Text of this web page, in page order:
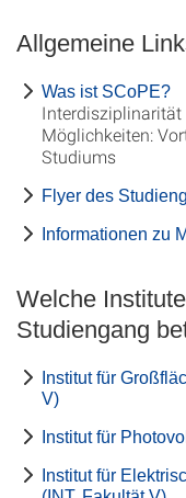
Allgemeine
Was ist SCoPE?
Interdisziplinarität
Möglichkeiten:
Studiums
Flyer des
Informationen zu
Welche
Studiengang
Institut für
V)
Institut für
Institut für